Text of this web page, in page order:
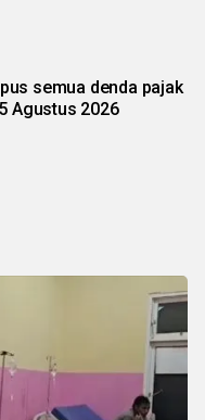
semua denda pajak
Agustus 2026